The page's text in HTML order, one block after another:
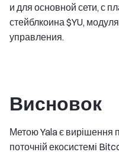
и для основной сети, с
стейблкоина $YU,
управления.
Висновок
Метою Yala є вирішення
поточній екосистемі